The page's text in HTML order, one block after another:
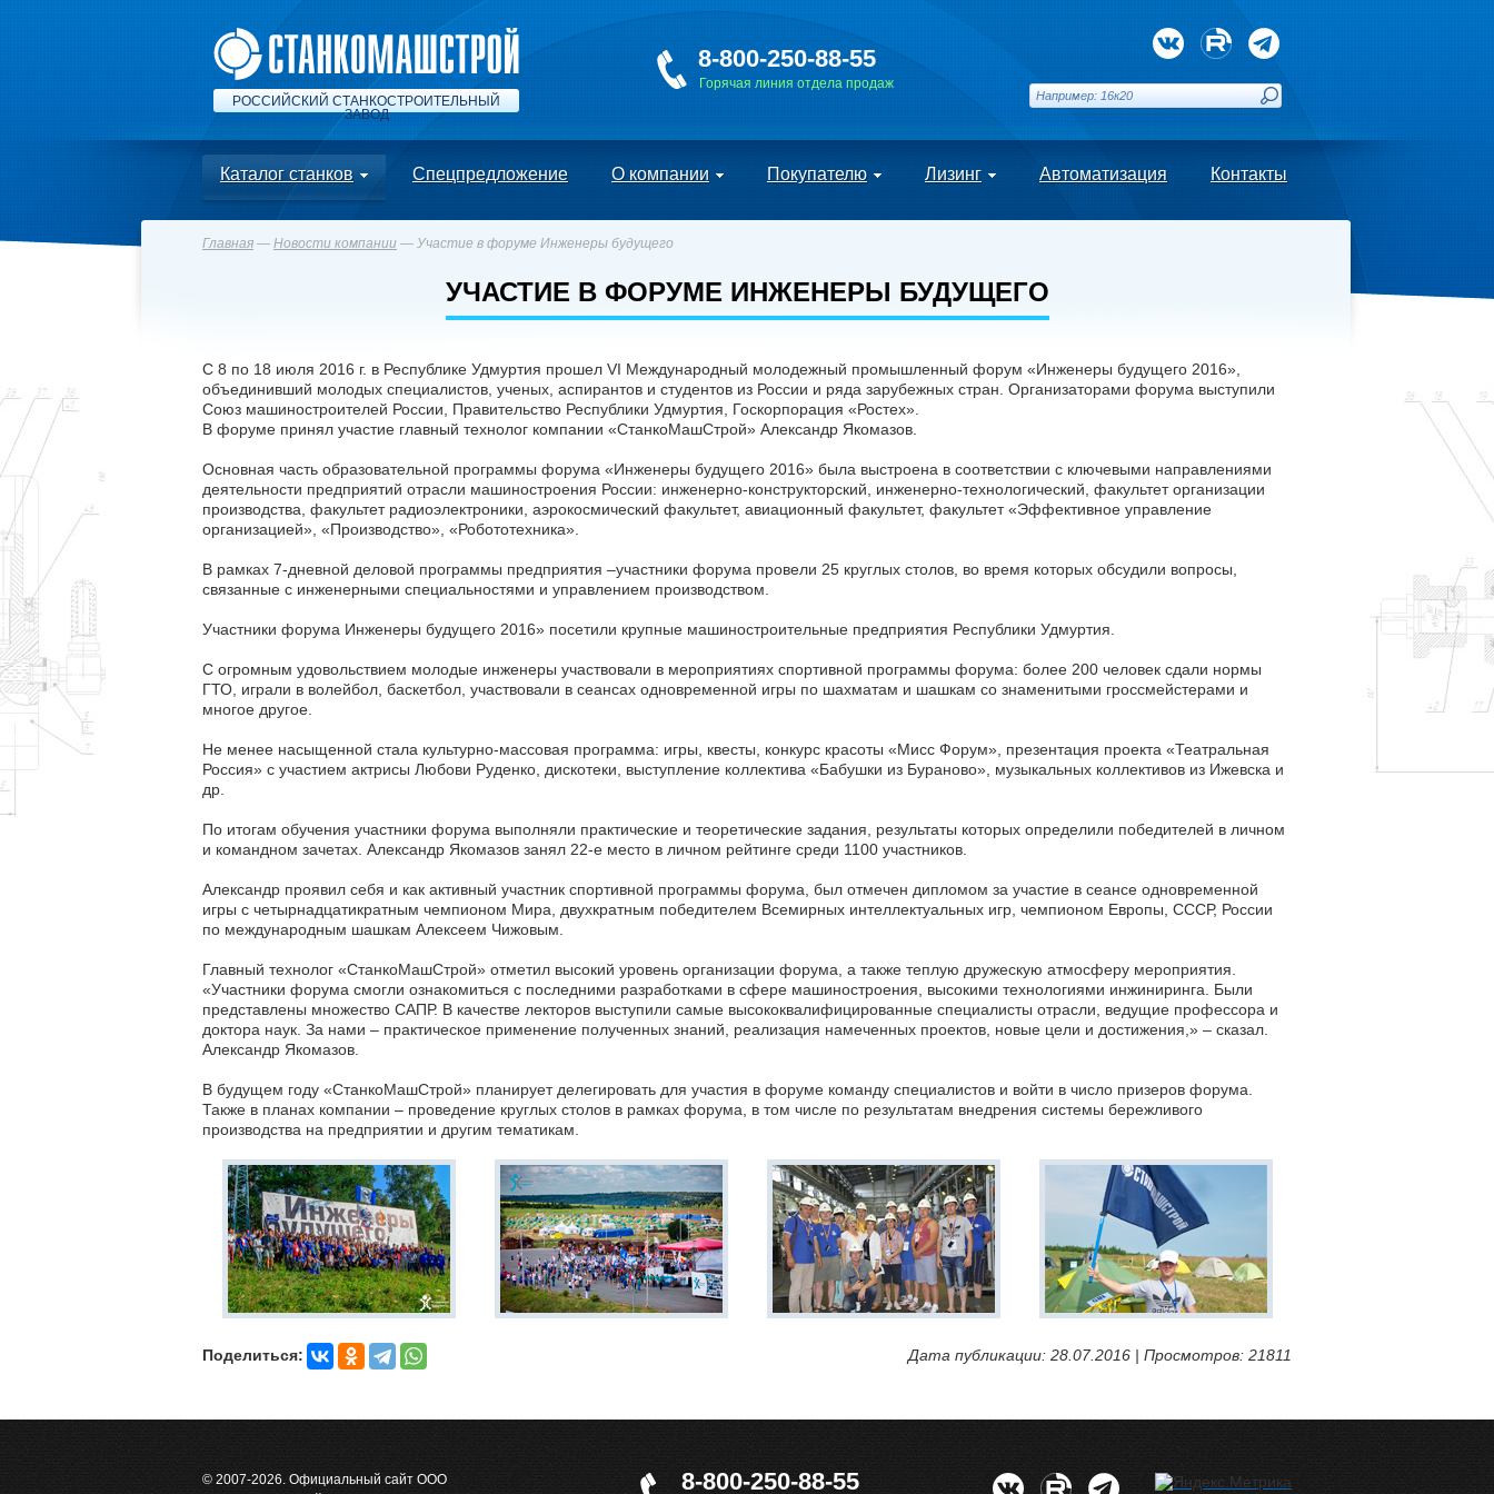
РОССИЙСКИЙ СТАНКОСТРОИТЕЛЬНЫЙ
ЗАВОД
8-800-250-88-55
Горячая линия отдела продаж
Каталог станков Спецпредложение О компании Покупателю Лизинг Автоматизация Контакты
Главная — Новости компании — Участие в форуме Инженеры будущего
УЧАСТИЕ В ФОРУМЕ ИНЖЕНЕРЫ БУДУЩЕГО
С 8 по 18 июля 2016 г. в Республике Удмуртия прошел VI Международный молодежный промышленный форум «Инженеры будущего 2016»,
объединивший молодых специалистов, ученых, аспирантов и студентов из России и ряда зарубежных стран. Организаторами форума выступили
Союз машиностроителей России, Правительство Республики Удмуртия, Госкорпорация «Ростех».
В форуме принял участие главный технолог компании «СтанкоМашСтрой» Александр Якомазов.
Основная часть образовательной программы форума «Инженеры будущего 2016» была выстроена в соответствии с ключевыми направлениями
деятельности предприятий отрасли машиностроения России: инженерно-конструкторский, инженерно-технологический, факультет организации
производства, факультет радиоэлектроники, аэрокосмический факультет, авиационный факультет, факультет «Эффективное управление
организацией», «Производство», «Робототехника».
В рамках 7-дневной деловой программы предприятия –участники форума провели 25 круглых столов, во время которых обсудили вопросы,
связанные с инженерными специальностями и управлением производством.
Участники форума Инженеры будущего 2016» посетили крупные машиностроительные предприятия Республики Удмуртия.
С огромным удовольствием молодые инженеры участвовали в мероприятиях спортивной программы форума: более 200 человек сдали нормы
ГТО, играли в волейбол, баскетбол, участвовали в сеансах одновременной игры по шахматам и шашкам со знаменитыми гроссмейстерами и
многое другое.
Не менее насыщенной стала культурно-массовая программа: игры, квесты, конкурс красоты «Мисс Форум», презентация проекта «Театральная
Россия» с участием актрисы Любови Руденко, дискотеки, выступление коллектива «Бабушки из Бураново», музыкальных коллективов из Ижевска и
др.
По итогам обучения участники форума выполняли практические и теоретические задания, результаты которых определили победителей в личном
и командном зачетах. Александр Якомазов занял 22-е место в личном рейтинге среди 1100 участников.
Александр проявил себя и как активный участник спортивной программы форума, был отмечен дипломом за участие в сеансе одновременной
игры с четырнадцатикратным чемпионом Мира, двухкратным победителем Всемирных интеллектуальных игр, чемпионом Европы, СССР, России
по международным шашкам Алексеем Чижовым.
Главный технолог «СтанкоМашСтрой» отметил высокий уровень организации форума, а также теплую дружескую атмосферу мероприятия.
«Участники форума смогли ознакомиться с последними разработками в сфере машиностроения, высокими технологиями инжиниринга. Были
представлены множество САПР. В качестве лекторов выступили самые высококвалифицированные специалисты отрасли, ведущие профессора и
доктора наук. За нами – практическое применение полученных знаний, реализация намеченных проектов, новые цели и достижения,» – сказал.
Александр Якомазов.
В будущем году «СтанкоМашСтрой» планирует делегировать для участия в форуме команду специалистов и войти в число призеров форума.
Также в планах компании – проведение круглых столов в рамках форума, в том числе по результатам внедрения системы бережливого
производства на предприятии и другим тематикам.
Поделиться: Дата публикации: 28.07.2016 | Просмотров: 21811
© 2007-2026. Официальный сайт ООО
8-800-250-88-55